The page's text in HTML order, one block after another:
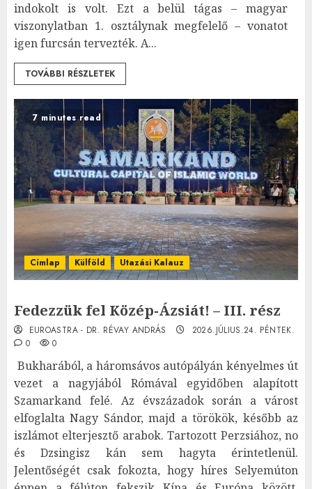
indokolt is volt. Ezt a belül tágas – magyar
viszonylatban 1. osztálynak megfelelő – vonatot
igen furcsán tervezték. A...
TOVÁBBI RÉSZLETEK
7 minutes read
Címlap Külföld Utazási Kalauz
Fedezzük fel Közép-Ázsiát! – III. rész
EUROASTRA - DR. RÉVAY ANDRÁS
2026.JÚLIUS.24. PÉNTEK.
0
0
Bukharából, a háromsávos autópályán kényelmes út
vezet a nagyjából Rómával egyidőben alapított
Szamarkand felé. Az évszázadok során a várost
elfoglalta Nagy Sándor, majd a törökök, később az
iszlámot elterjesztő arabok. Tartozott Perzsiához, no
és Dzsingisz kán sem hagyta érintetlenül.
Jelentőségét csak fokozta, hogy híres Selyemúton